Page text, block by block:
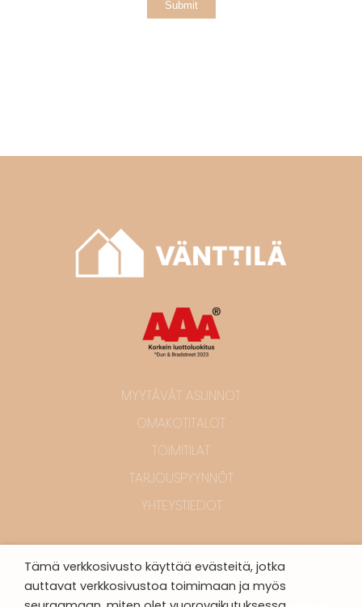
MYYTÄVÄT ASUNNOT
OMAKOTITALOT
TOIMITILAT
TARJOUSPYYNNÖT
YHTEYSTIEDOT
Rakennusliike Vänttilä – Y-tunnus: 1833023-5 –
Elektroniikkatie 8, 90590, Oulu
Tämä verkkosivusto käyttää evästeitä, jotka
auttavat verkkosivustoa toimimaan ja myös